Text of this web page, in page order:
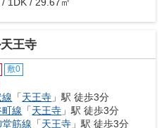
王寺
敷0
「天王寺 」駅 徒歩3分
線 「天王寺 」駅 徒歩3分
筋線 「天王寺 」駅 徒歩3分